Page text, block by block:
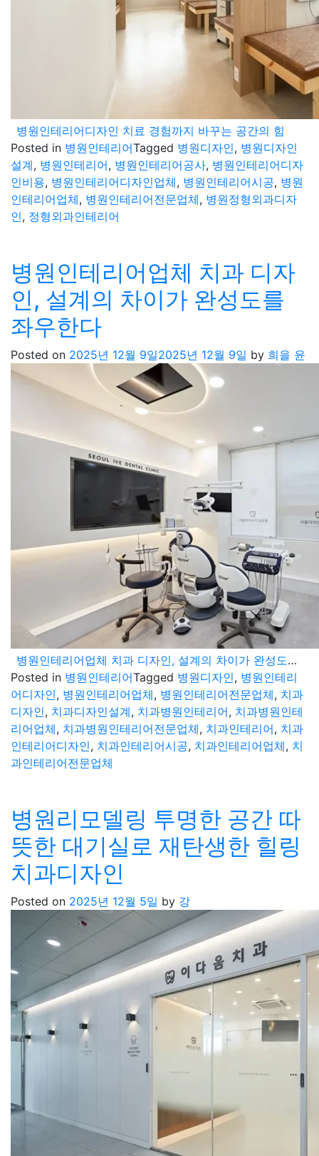
병원인테리어디자인 치료 경험까지 바꾸는 공간의 힘
Posted in 병원인테리어Tagged 병원디자인, 병원디자인
설계, 병원인테리어, 병원인테리어공사, 병원인테리어디자
인비용, 병원인테리어디자인업체, 병원인테리어시공, 병원
인테리어업체, 병원인테리어전문업체, 병원정형외과디자
인, 정형외과인테리어
병원인테리어업체 치과 디자
인, 설계의 차이가 완성도를
좌우한다
Posted on 2025년 12월 9일2025년 12월 9일 by 희을 윤
병원인테리어업체 치과 디자인, 설계의 차이가 완성도를 좌우한다
Posted in 병원인테리어Tagged 병원디자인, 병원인테리
어디자인, 병원인테리어업체, 병원인테리어전문업체, 치과
디자인, 치과디자인설계, 치과병원인테리어, 치과병원인테
리어업체, 치과병원인테리어전문업체, 치과인테리어, 치과
인테리어디자인, 치과인테리어시공, 치과인테리어업체, 치
과인테리어전문업체
병원리모델링 투명한 공간 따
뜻한 대기실로 재탄생한 힐링
치과디자인
Posted on 2025년 12월 5일 by 강